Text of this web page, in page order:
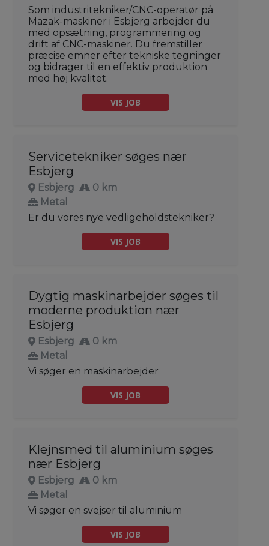
Som industritekniker/CNC-operatør på
Mazak-maskiner i Esbjerg arbejder du
med opsætning, programmering og
drift af CNC-maskiner. Du fremstiller
præcise emner efter tekniske tegninger
og bidrager til en effektiv produktion
med høj kvalitet.
VIS JOB
Servicetekniker søges nær
Esbjerg
Esbjerg
0 km
Metal
Er du vores nye vedligeholdstekniker?
VIS JOB
Dygtig maskinarbejder søges til
moderne produktion nær
Esbjerg
Esbjerg
0 km
Metal
Vi søger en maskinarbejder
VIS JOB
Klejnsmed til aluminium søges
nær Esbjerg
Esbjerg
0 km
Metal
Vi søger en svejser til aluminium
VIS JOB